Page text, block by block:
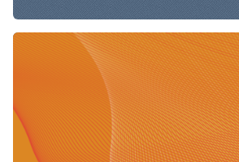
Cancer pulmonaire Canada